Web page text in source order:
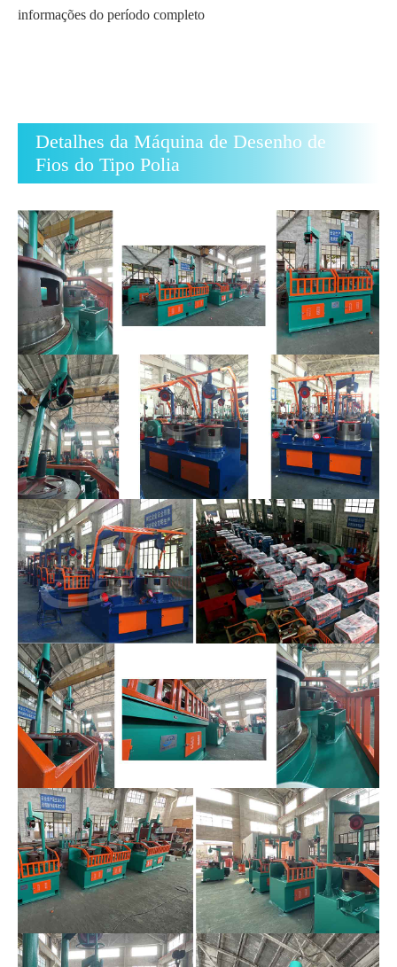
informações do período completo
Detalhes da Máquina de Desenho de
Fios do Tipo Polia